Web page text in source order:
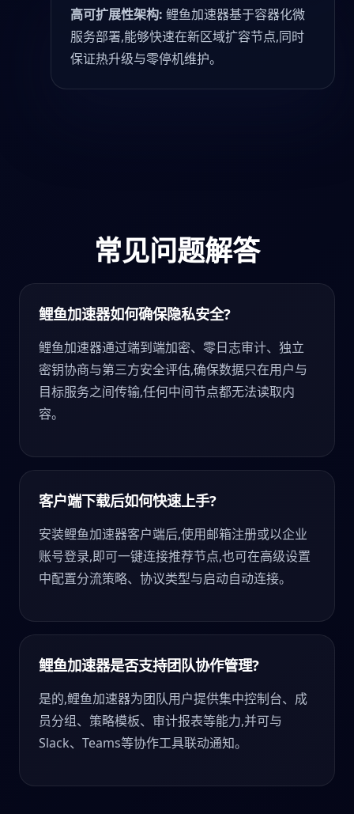
高可扩展性架构: 鲤鱼加速器基于容器化微
服务部署,能够快速在新区域扩容节点,同时
保证热升级与零停机维护。
常见问题解答
鲤鱼加速器如何确保隐私安全?
鲤鱼加速器通过端到端加密、零日志审计、独立
密钥协商与第三方安全评估,确保数据只在用户与
目标服务之间传输,任何中间节点都无法读取内
容。
客户端下载后如何快速上手?
安装鲤鱼加速器客户端后,使用邮箱注册或以企业
账号登录,即可一键连接推荐节点,也可在高级设置
中配置分流策略、协议类型与启动自动连接。
鲤鱼加速器是否支持团队协作管理?
是的,鲤鱼加速器为团队用户提供集中控制台、成
员分组、策略模板、审计报表等能力,并可与
Slack、Teams等协作工具联动通知。